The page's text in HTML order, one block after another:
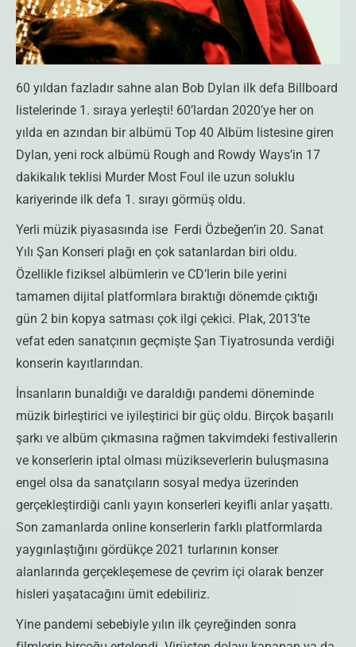
60 yıldan fazladır sahne alan Bob Dylan ilk defa Billboard
listelerinde 1. sıraya yerleşti! 60’lardan 2020’ye her on
yılda en azından bir albümü Top 40 Albüm listesine giren
Dylan, yeni rock albümü Rough and Rowdy Ways’in 17
dakikalık teklisi Murder Most Foul ile uzun soluklu
kariyerinde ilk defa 1. sırayı görmüş oldu.
Yerli müzik piyasasında ise Ferdi Özbeğen’in 20. Sanat
Yılı Şan Konseri plağı en çok satanlardan biri oldu.
Özellikle fiziksel albümlerin ve CD’lerin bile yerini
tamamen dijital platformlara bıraktığı dönemde çıktığı
gün 2 bin kopya satması çok ilgi çekici. Plak, 2013’te
vefat eden sanatçının geçmişte Şan Tiyatrosunda verdiği
konserin kayıtlarından.
İnsanların bunaldığı ve daraldığı pandemi döneminde
müzik birleştirici ve iyileştirici bir güç oldu. Birçok başarılı
şarkı ve albüm çıkmasına rağmen takvimdeki festivallerin
ve konserlerin iptal olması müzikseverlerin buluşmasına
engel olsa da sanatçıların sosyal medya üzerinden
gerçekleştirdiği canlı yayın konserleri keyifli anlar yaşattı.
Son zamanlarda online konserlerin farklı platformlarda
yaygınlaştığını gördükçe 2021 turlarının konser
alanlarında gerçekleşemese de çevrim içi olarak benzer
hisleri yaşatacağını ümit edebiliriz.
Yine pandemi sebebiyle yılın ilk çeyreğinden sonra